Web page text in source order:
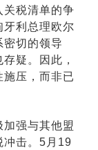
关税清单的争
牙利总理欧尔
切的领导
疑。因此，
压，而非已
加强与其他盟
冲击。5月19